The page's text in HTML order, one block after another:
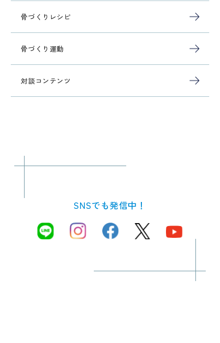
骨づくりレシピ
骨づくり運動
対談コンテンツ
SNSでも発信中！